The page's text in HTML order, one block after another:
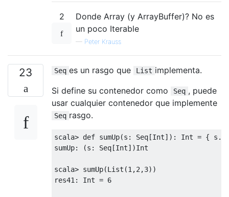
2
Donde Array (y ArrayBuffer)? No es
un poco Iterable
— Peter Krauss
23 Seq es un rasgo que List implementa.
Si define su contenedor como
Seq , puede
usar cualquier contenedor que implemente
Seq rasgo.
scala> def sumUp(s : Seq [Int]): Int = { s .
sumUp: (s : Seq [Int])Int
scala> sumUp(List (1 ,2 ,3))
res41 : Int = 6